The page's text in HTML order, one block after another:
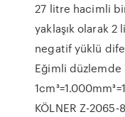
27 litre hacimli
yaklaşık olarak
negatif yüklü
Eğimli düzlemde
KÖLNER Z-2065-